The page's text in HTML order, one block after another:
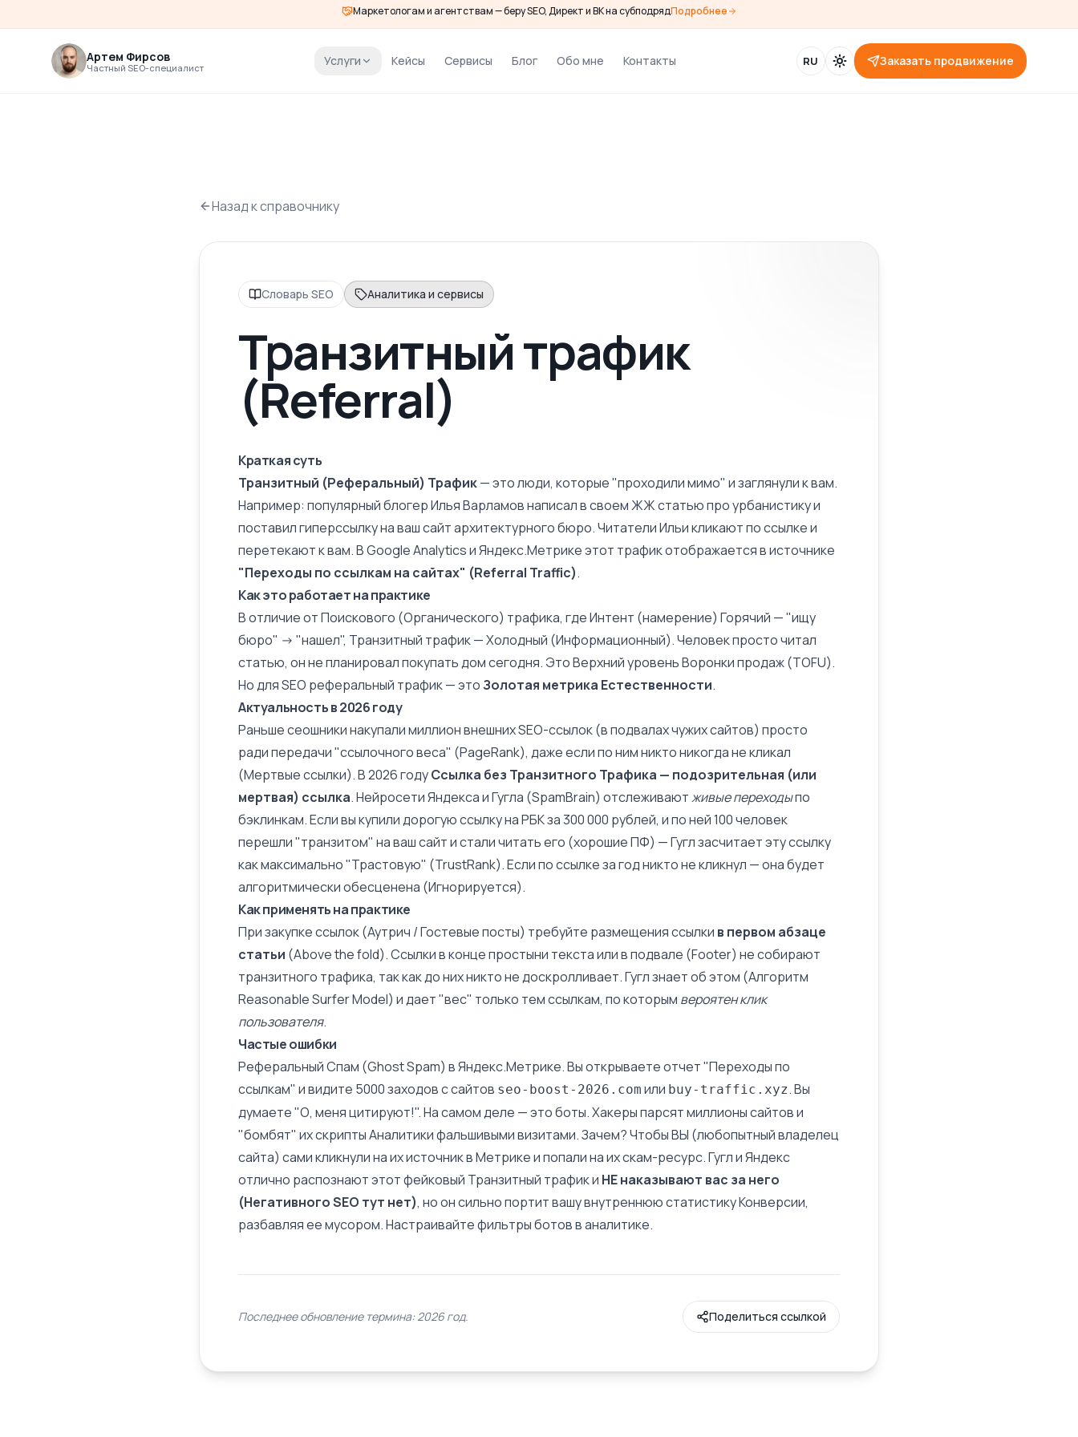
Маркетологам и агентствам — беру SEO, Директ и ВК на субподрядПодробнее
Артем Фирсов
Частный SEO-специалист Услуги Кейсы Сервисы Блог Обо мне Контакты RU Заказать продвижение
Назад к справочнику
Словарь SEO Аналитика и сервисы
Транзитный трафик
(Referral)
Краткая суть
Транзитный (Реферальный) Трафик— это люди, которые "проходили мимо" и заглянули к вам.
Например: популярный блогер Илья Варламов написал в своем ЖЖ статью про урбанистику и
поставил гиперссылку на ваш сайт архитектурного бюро. Читатели Ильи кликают по ссылке и
перетекают к вам. ВGoogle Analyticsи Яндекс.Метрике этот трафик отображается в источнике
"Переходы по ссылкам на сайтах" (Referral Traffic).
Как это работает на практике
В отличие от Поискового (Органического) трафика, где Интент (намерение) Горячий — "ищу
бюро" -> "нашел", Транзитный трафик — Холодный (Информационный). Человек просто читал
статью, он не планировал покупать дом сегодня. Это Верхний уровеньВоронки продаж (TOFU).
Но для SEO реферальный трафик— этоЗолотая метрика Естественности.
Актуальность в 2026 году
Раньше сеошники накупали миллион внешних SEO-ссылок (в подвалах чужих сайтов) просто
ради передачи "ссылочного веса" (PageRank), даже если по ним никто никогда не кликал
(Мертвые ссылки). В 2026 годуСсылка без Транзитного Трафика — подозрительная (или
мертвая) ссылка. Нейросети Яндекса и Гугла (SpamBrain) отслеживаютживые переходыпо
бэклинкам. Если вы купили дорогую ссылку на РБК за 300 000 рублей, и по ней 100 человек
перешли "транзитом" на ваш сайт и стали читать его (хорошиеПФ) — Гугл засчитает эту ссылку
как максимально "Трастовую" (TrustRank). Если по ссылке за год никто не кликнул — она будет
алгоритмически обесценена (Игнорируется).
Как применять на практике
При закупке ссылок (Аутрич / Гостевые посты) требуйте размещения ссылки в первом абзаце
статьи (Above the fold). Ссылки в конце простыни текста или в подвале (Footer) не собирают
транзитного трафика, так как до них никто не доскролливает. Гугл знает об этом (Алгоритм
Reasonable Surfer Model) и дает "вес" только тем ссылкам, по которым вероятен клик
пользователя.
Частые ошибки
Реферальный Спам (Ghost Spam) в Яндекс.Метрике. Вы открываете отчет "Переходы по
ссылкам" и видите 5000 заходов с сайтов seo-boost-2026.com или buy-traffic.xyz. Вы
думаете "О, меня цитируют!". На самом деле — это боты. Хакеры парсят миллионы сайтов и
"бомбят" их скрипты Аналитики фальшивыми визитами. Зачем? Чтобы ВЫ (любопытный владелец
сайта) сами кликнули на их источник в Метрике и попали на их скам-ресурс. Гугл и Яндекс
отлично распознают этот фейковый Транзитный трафик и НЕ наказывают вас за него
(Негативного SEO тут нет), но он сильно портит вашу внутреннюю статистикуКонверсии,
разбавляя ее мусором. Настраивайте фильтры ботов в аналитике.
Последнее обновление термина: 2026 год. Поделиться ссылкой